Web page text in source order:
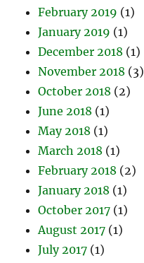
February 2019 (1)
January 2019 (1)
December 2018 (1)
November 2018 (3)
October 2018 (2)
June 2018 (1)
May 2018 (1)
March 2018 (1)
February 2018 (2)
January 2018 (1)
October 2017 (1)
August 2017 (1)
July 2017 (1)